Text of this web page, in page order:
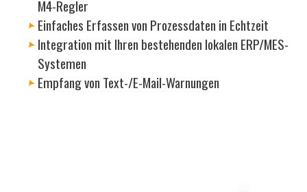
M4-Regler
Einfaches Erfassen von Prozessdaten in Echtzeit
Integration mit Ihren bestehenden lokalen ERP/MES-
Systemen
Empfang von Text-/E-Mail-Warnungen